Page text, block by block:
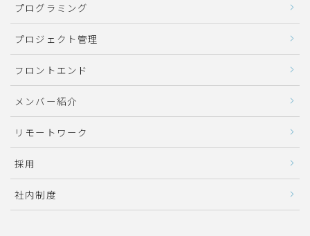
プログラミング
プロジェクト管理
フロントエンド
メンバー紹介
リモートワーク
採用
社内制度